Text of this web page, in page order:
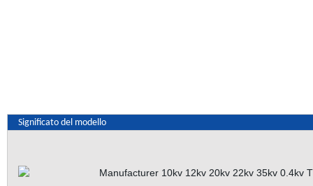
Significato del modello